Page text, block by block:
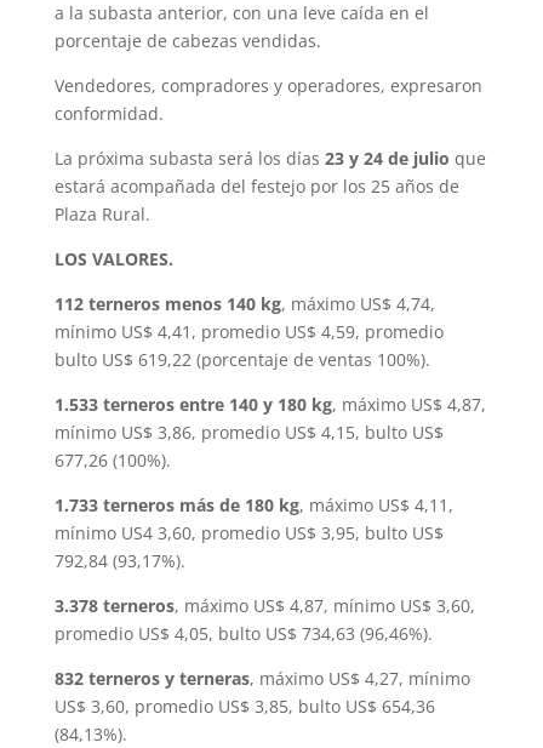
a la subasta anterior, con una leve caída en el
porcentaje de cabezas vendidas.
Vendedores, compradores y operadores, expresaron
conformidad.
La próxima subasta será los días 23 y 24 de julio que
estará acompañada del festejo por los 25 años de
Plaza Rural.
LOS VALORES.
112 terneros menos 140 kg, máximo US$ 4,74,
mínimo US$ 4,41, promedio US$ 4,59, promedio
bulto US$ 619,22 (porcentaje de ventas 100%).
1.533 terneros entre 140 y 180 kg, máximo US$ 4,87,
mínimo US$ 3,86, promedio US$ 4,15, bulto US$
677,26 (100%).
1.733 terneros más de 180 kg, máximo US$ 4,11,
mínimo US4 3,60, promedio US$ 3,95, bulto US$
792,84 (93,17%).
3.378 terneros, máximo US$ 4,87, mínimo US$ 3,60,
promedio US$ 4,05, bulto US$ 734,63 (96,46%).
832 terneros y terneras, máximo US$ 4,27, mínimo
US$ 3,60, promedio US$ 3,85, bulto US$ 654,36
(84,13%).